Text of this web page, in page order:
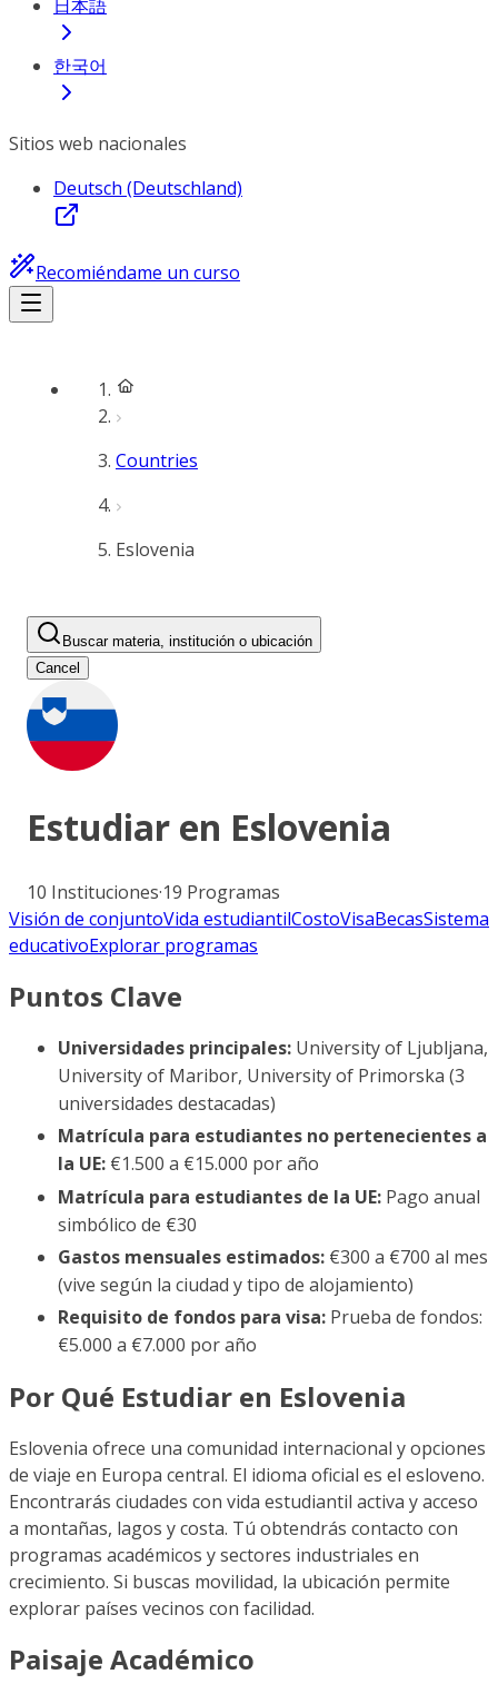
日本語
한국어
Sitios web nacionales
Deutsch (Deutschland)
Recomiéndame un curso
Countries
Eslovenia
Buscar materia, institución o ubicación
Cancel
Estudiar en Eslovenia
10 Instituciones·19 Programas
Visión de conjuntoVida estudiantilCostoVisaBecasSistema
educativoExplorar programas
Puntos Clave
Universidades principales: University of Ljubljana,
University of Maribor, University of Primorska (3
universidades destacadas)
Matrícula para estudiantes no pertenecientes a
la UE: €1.500 a €15.000 por año
Matrícula para estudiantes de la UE: Pago anual
simbólico de €30
Gastos mensuales estimados: €300 a €700 al mes
(vive según la ciudad y tipo de alojamiento)
Requisito de fondos para visa: Prueba de fondos:
€5.000 a €7.000 por año
Por Qué Estudiar en Eslovenia
Eslovenia ofrece una comunidad internacional y opciones
de viaje en Europa central. El idioma oficial es el esloveno.
Encontrarás ciudades con vida estudiantil activa y acceso
a montañas, lagos y costa. Tú obtendrás contacto con
programas académicos y sectores industriales en
crecimiento. Si buscas movilidad, la ubicación permite
explorar países vecinos con facilidad.
Paisaje Académico